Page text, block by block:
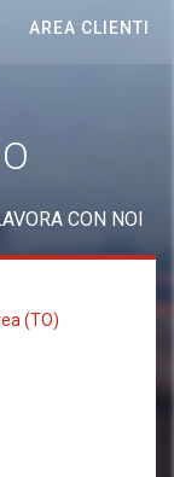
AREA CLIENTI
CON NOI
(TO)